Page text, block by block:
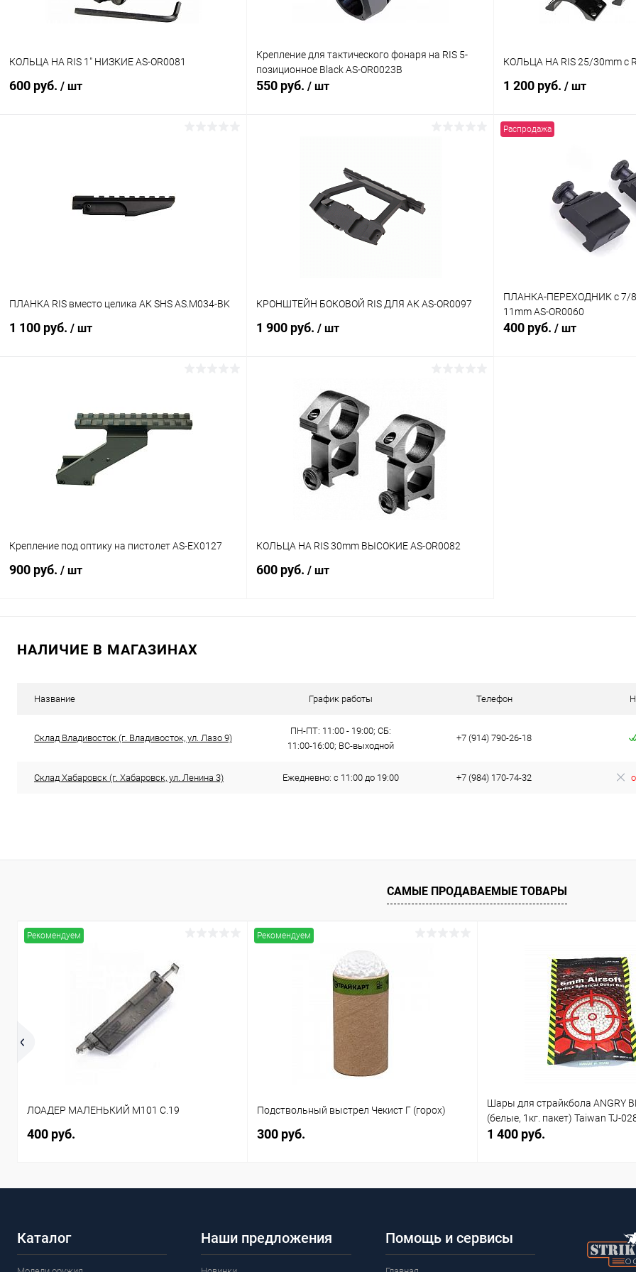
КОЛЬЦА НА RIS 1" НИЗКИЕ AS-OR0081
600 руб. / шт
В избранное В наличии
Крепление для тактического фонаря на RIS 5-
позиционное Black AS-OR0023B
550 руб. / шт
В избранное В наличии
КОЛЬЦА НА RIS 25/30mm c
1 200 руб. / шт
Купить в 1 клик
В избранное
ПЛАНКА RIS вместо целика АК SHS AS.M034-BK
1 100 руб. / шт
Купить в 1 клик Сравнение
КРОНШТЕЙН БОКОВОЙ RIS ДЛЯ АК AS-OR0097
1 900 руб. / шт
Купить в 1 клик Сравнение
В избранное В наличии
Распродажа
ПЛАНКА-ПЕРЕХОДНИК с 7/
11mm AS-OR0060
400 руб. / шт
Крепление под оптику на пистолет AS-EX0127
900 руб. / шт
КОЛЬЦА НА RIS 30mm ВЫСОКИЕ AS-OR0082
600 руб. / шт
НАЛИЧИЕ В МАГАЗИНАХ
Название График работы Телефон
Склад Владивосток (г. Владивосток, ул. Лазо 9)
ПН-ПТ: 11:00 - 19:00; СБ:
11:00-16:00; ВС-выходной
+7 (914) 790-26-18
Склад Хабаровск (г. Хабаровск, ул. Ленина 3) Ежедневно: с 11:00 до 19:00 +7 (984) 170-74-32
САМЫЕ ПРОДАВАЕМЫЕ ТОВАРЫ
Рекомендуем
ЛОАДЕР МАЛЕНЬКИЙ M101 C.19
400 руб.
Рекомендуем
Подствольный выстрел Чекист Г (горох)
300 руб.
Шары для страйкбола ANGRY
(белые, 1кг. пакет) Taiwan TJ-
1 400 руб.
Каталог Наши предложения Помощь и сервисы